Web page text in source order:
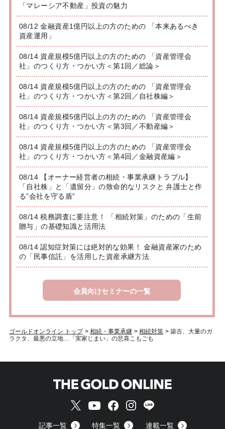
「マレーシア不動産」投資の魅力
08/12 金融資産1億円以上の方のための 「本来あるべき
資産運用」
08/14 資産規模5億円以上の方のための 「資産管理会
社」のつくり方・つかい方＜第1回／総論＞
08/14 資産規模5億円以上の方のための 「資産管理会
社」のつくり方・つかい方＜第2回／自社株編＞
08/14 資産規模5億円以上の方のための 「資産管理会
社」のつくり方・つかい方＜第3回／不動産編＞
08/14 資産規模5億円以上の方のための 「資産管理会
社」のつくり方・つかい方＜第4回／金融資産編＞
08/14 【オーナー経営者の相続・事業承継トラブル】
「自社株」と「遺留分」の致命的なリスクと 弁護士と作
る”会社を守る盾”
08/14 税務調査に要注意！ 「相続対策」のための「生前
贈与」の基礎知識と活用法
08/14 認知症対策には絶対的な効果！ 金融資産家のため
の「民事信託」を活用した資産承継方法
会員向けセミナーの一覧
ゴールドオンライン トップ > 相続・事業承継 > 相続対策 > 築古、大量のガ
ラクタ、最悪の立地…「実家じまい」の悲喜こもごも
記事一覧 特集一覧 連載一覧